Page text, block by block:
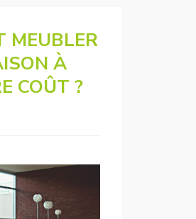
MEUBLER
À
COÛT ?